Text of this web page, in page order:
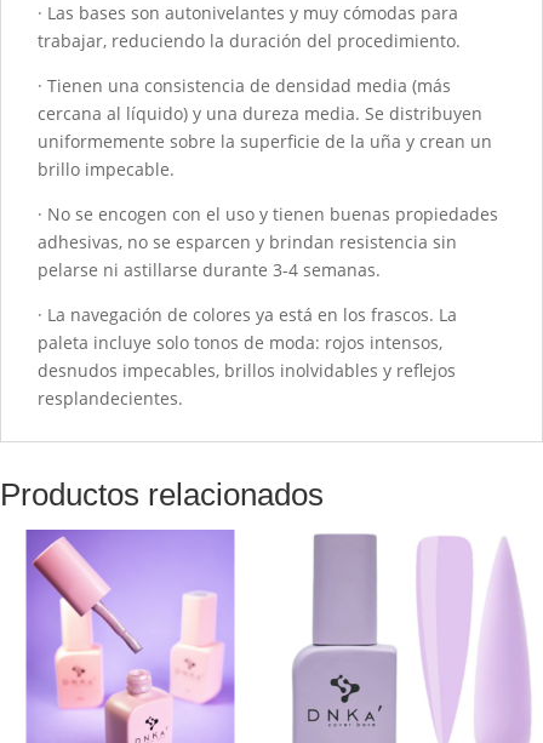
· Las bases son autonivelantes y muy cómodas para
trabajar, reduciendo la duración del procedimiento.
· Tienen una consistencia de densidad media (más
cercana al líquido) y una dureza media. Se distribuyen
uniformemente sobre la superficie de la uña y crean un
brillo impecable.
· No se encogen con el uso y tienen buenas propiedades
adhesivas, no se esparcen y brindan resistencia sin
pelarse ni astillarse durante 3-4 semanas.
· La navegación de colores ya está en los frascos. La
paleta incluye solo tonos de moda: rojos intensos,
desnudos impecables, brillos inolvidables y reflejos
resplandecientes.
Productos relacionados